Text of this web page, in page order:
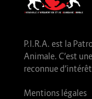
P.I.R.A. est la
Animale. C’est
reconnue
Mentions légales